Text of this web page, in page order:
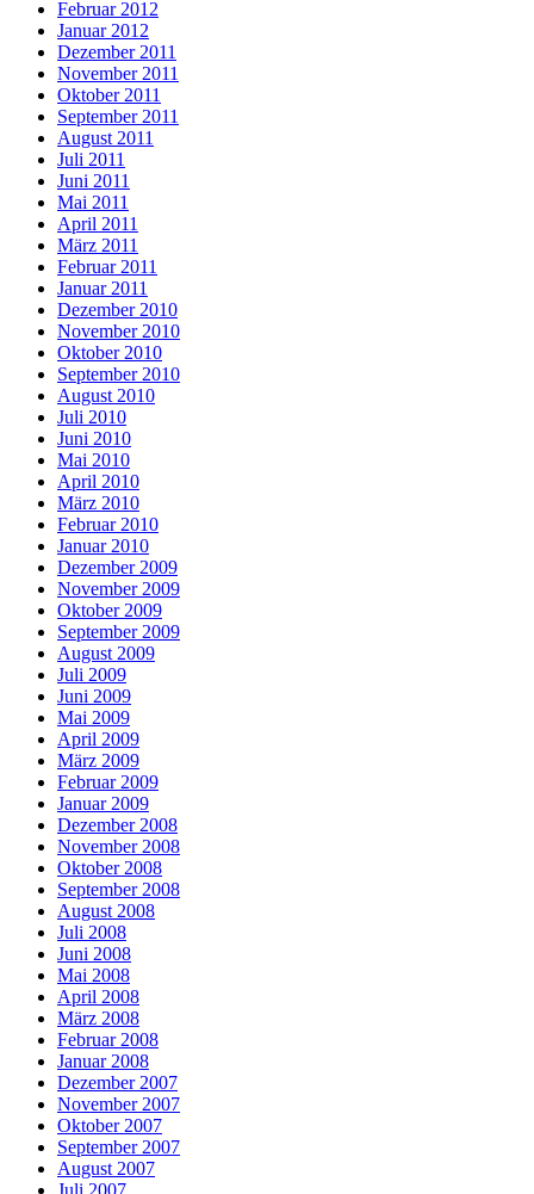
Februar 2012
Januar 2012
Dezember 2011
November 2011
Oktober 2011
September 2011
August 2011
Juli 2011
Juni 2011
Mai 2011
April 2011
März 2011
Februar 2011
Januar 2011
Dezember 2010
November 2010
Oktober 2010
September 2010
August 2010
Juli 2010
Juni 2010
Mai 2010
April 2010
März 2010
Februar 2010
Januar 2010
Dezember 2009
November 2009
Oktober 2009
September 2009
August 2009
Juli 2009
Juni 2009
Mai 2009
April 2009
März 2009
Februar 2009
Januar 2009
Dezember 2008
November 2008
Oktober 2008
September 2008
August 2008
Juli 2008
Juni 2008
Mai 2008
April 2008
März 2008
Februar 2008
Januar 2008
Dezember 2007
November 2007
Oktober 2007
September 2007
August 2007
Juli 2007